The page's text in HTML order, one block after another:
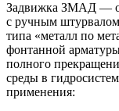
Задвижка ЗМАД —
с ручным
типа «металл по
фонтанной
полного
среды в
применения: